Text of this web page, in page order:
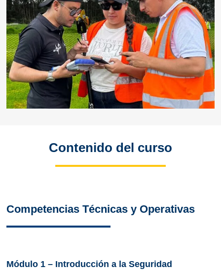
Contenido del curso
Competencias Técnicas y Operativas
Módulo 1 – Introducción a la Seguridad